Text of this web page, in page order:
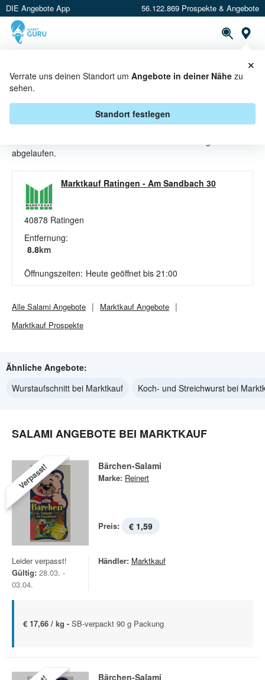
DIE Angebote App 56.122.869 Prospekte & Angebote
Verrate uns deinen Standort um Angebote in deiner Nähe zu
sehen.
Standort festlegen
×
SALAMI ANGEBOTE & AKTIONEN
BEI MARKTKAUF
abgelaufen.
Marktkauf Ratingen - Am Sandbach 30
40878 Ratingen
Entfernung:
8.8km
Öffnungszeiten: Heute geöffnet bis 21:00
Alle Salami Angebote Marktkauf Angebote
Marktkauf Prospekte
Ähnliche Angebote:
Wurstaufschnitt bei Marktkauf
Koch- und Streichwurst bei
SALAMI ANGEBOTE BEI MARKTKAUF
Verpasst! Bärchen-Salami
Marke: Reinert
Preis: € 1,59
Leider verpasst!
Gültig: 28.03. -
03.04.
Händler: Marktkauf
€ 17,66 / kg - SB-verpackt 90 g Packung
Bärchen-Salami